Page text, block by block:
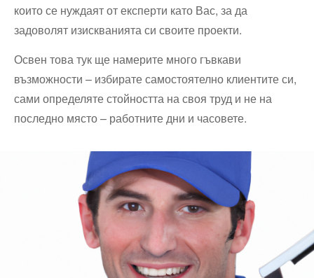
които се нуждаят от експерти като Вас, за да
задоволят изискванията си своите проекти.
Освен това тук ще намерите много гъвкави
възможности – избирате самостоятелно клиентите си,
сами определяте стойността на своя труд и не на
последно място – работните дни и часовете.